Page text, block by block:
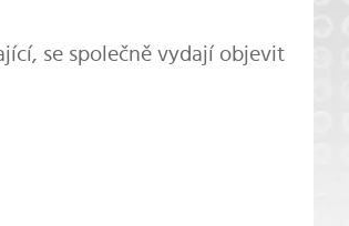
se společně vydají objevit